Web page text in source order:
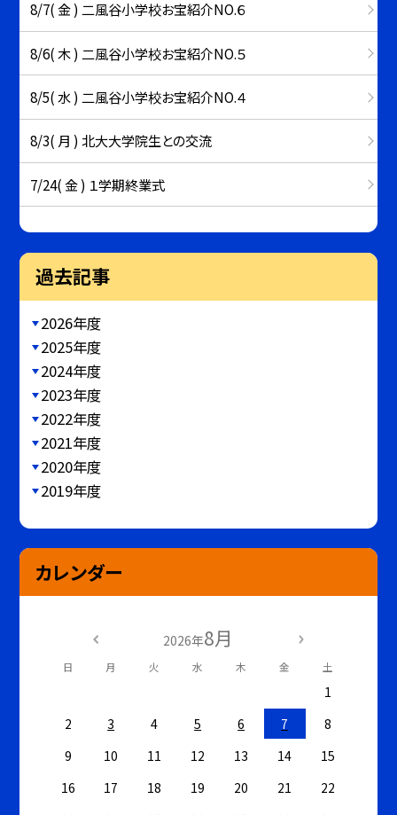
8/7( 金 ) 二風谷小学校お宝紹介NO.６
8/6( 木 ) 二風谷小学校お宝紹介NO.５
8/5( 水 ) 二風谷小学校お宝紹介NO.４
8/3( 月 ) 北大大学院生との交流
7/24( 金 ) １学期終業式
過去記事
2026年度
2025年度
2024年度
2023年度
2022年度
2021年度
2020年度
2019年度
カレンダー
2026年8月
日 月 火 水 木 金 土
1
2
3 4 5 6 7
8
9
10 11 12 13 14
15
16
17 18 19 20 21
22